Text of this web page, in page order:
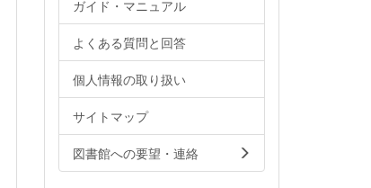
ガイド・マニュアル
よくある質問と回答
個人情報の取り扱い
サイトマップ
図書館への要望・連絡